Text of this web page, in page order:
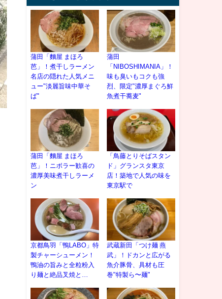
蒲田「麵屋 まほろ
芭」！煮干しラーメン
名店の隠れた人気メニ
ュー"淡麗旨味中華そ
ば"
蒲田
「NIBOSHIMANIA」！
味も臭いもコクも強
烈、限定"濃厚まぐろ鮮
魚煮干蕎麦"
蒲田「麵屋 まほろ
芭」！ニボラー歓喜の
濃厚美味煮干しラーメ
ン
「鳥藤とりそばスタン
ド」グランスタ東京
店！築地で人気の味を
東京駅で
京都鳥羽「鴨LABO」特
製チャーシューメン！
鴨油の旨みと全粒粉入
り麺と絶品叉焼と…
武蔵新田「つけ麺 燕
武」！ドカンと広がる
魚介豚骨、具材も圧
巻"特製ら〜麺"